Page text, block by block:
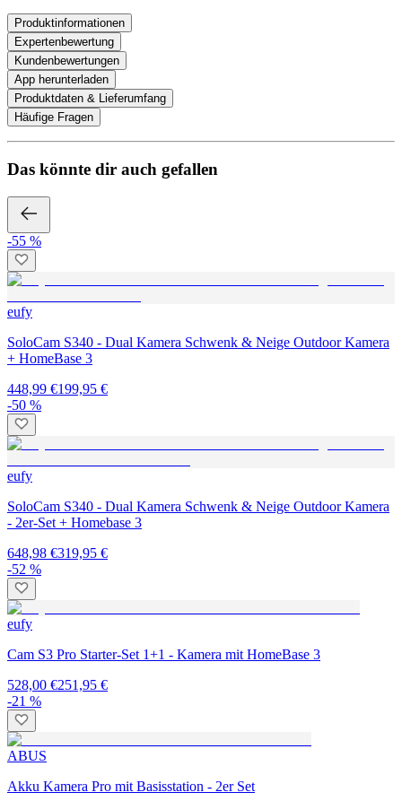
Produktinformationen
Expertenbewertung
Kundenbewertungen
App herunterladen
Produktdaten & Lieferumfang
Häufige Fragen
Das könnte dir auch gefallen
-55 %
eufy
SoloCam S340 - Dual Kamera Schwenk & Neige Outdoor Kamera
+ HomeBase 3
448,99 €199,95 €
-50 %
eufy
SoloCam S340 - Dual Kamera Schwenk & Neige Outdoor Kamera
- 2er-Set + Homebase 3
648,98 €319,95 €
-52 %
eufy
Cam S3 Pro Starter-Set 1+1 - Kamera mit HomeBase 3
528,00 €251,95 €
-21 %
ABUS
Akku Kamera Pro mit Basisstation - 2er Set